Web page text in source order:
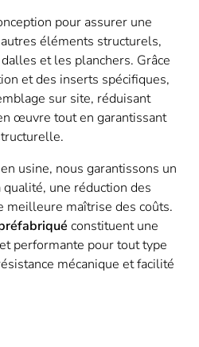
pour assurer une
éléments structurels,
et les planchers. Grâce
et des inserts spécifiques,
sur site, réduisant
œuvre tout en garantissant
usine, nous garantissons un
une réduction des
meilleure maîtrise des coûts.
constituent une
performante pour tout type
mécanique et facilité